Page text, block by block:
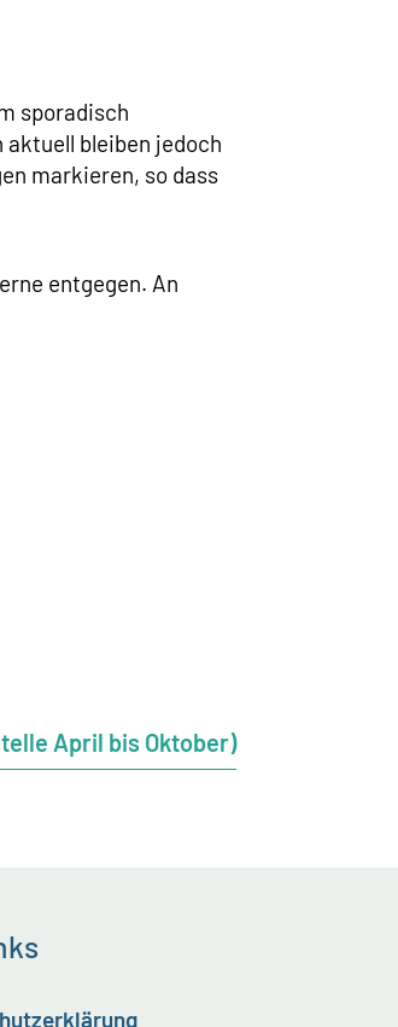
sporadisch
aktuell bleiben jedoch
markieren, so dass
entgegen. An
April bis Oktober)